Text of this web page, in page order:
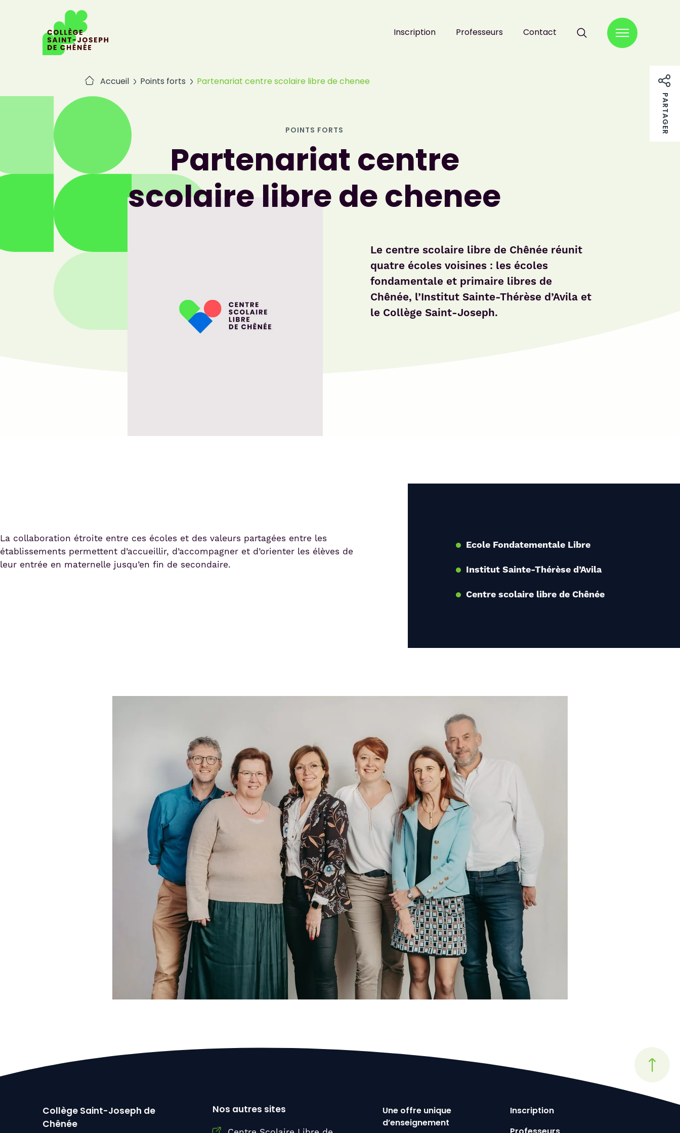
Inscription Professeurs Contact
RECHERCHER :
PARTAGER
Accueil Points forts Partenariat centre scolaire libre de chenee
POINTS FORTS
Partenariat centre
scolaire libre de chenee
Le centre scolaire libre de Chênée réunit
quatre écoles voisines : les écoles
fondamentale et primaire libres de
Chênée, l’Institut Sainte-Thérèse d’Avila et
le Collège Saint-Joseph.
La collaboration étroite entre ces écoles et des valeurs partagées entre les
établissements permettent d’accueillir, d’accompagner et d’orienter les élèves de
leur entrée en maternelle jusqu’en fin de secondaire.
Ecole Fondatementale Libre
Institut Sainte-Thérèse d’Avila
Centre scolaire libre de Chênée
Collège Saint-Joseph de
Chênée
Nos autres sites
Une offre unique
d’enseignement
Inscription